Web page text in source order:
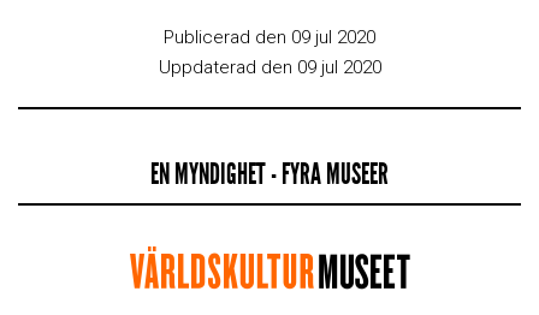
Publicerad den 09 jul 2020
Uppdaterad den 09 jul 2020
EN MYNDIGHET - FYRA MUSEER